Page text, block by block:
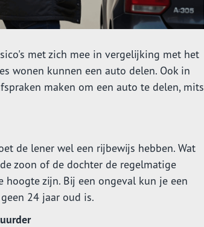
met zich mee in vergelijking met het
wonen kunnen een auto delen. Ook in
maken om een auto te delen, mits
de lener wel een rijbewijs hebben. Wat
zoon of de dochter de regelmatige
zijn. Bij een ongeval kun je een
24 jaar oud is.